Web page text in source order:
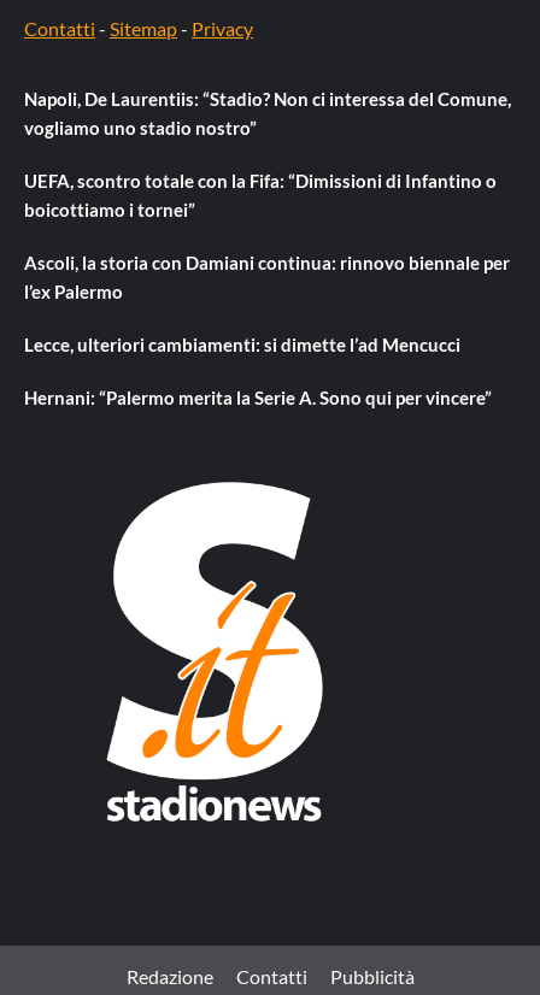
Contatti - Sitemap- Privacy
Napoli, De Laurentiis: “Stadio? Non ci interessa del Comune,
vogliamo uno stadio nostro”
UEFA, scontro totale con la Fifa: “Dimissioni di Infantino o
boicottiamo i tornei”
Ascoli, la storia con Damiani continua: rinnovo biennale per
l’ex Palermo
Lecce, ulteriori cambiamenti: si dimette l’ad Mencucci
Hernani: “Palermo merita la Serie A. Sono qui per vincere”
Redazione Contatti Pubblicità